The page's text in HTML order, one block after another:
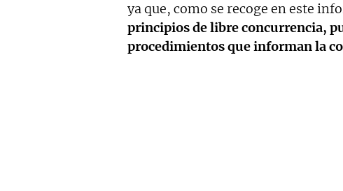
ya que, como se recoge en este
principios de libre concurrencia,
procedimientos que informan la